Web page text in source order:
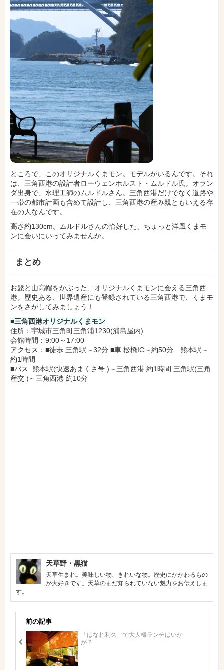
ところで、このオリジナルくまモン。モデルがいるんです。それ
は、三角西港の設計者ローウェンホルスト・ムルドル氏。オラン
ダ出身で、水理工師のムルドルさん。三角西港だけでなく道路や
一帯の都市計画も含めて設計し、三角西港の産み親ともいえる存
在の人なんです。
高さ約130cm。ムルドルさんの恰好した、ちょっと洋風くまモ
ンに会いにいってみませんか。
まとめ
お髭と山高帽をかぶった、オリジナルくまモンに会える三角西
港。歴史ある、世界遺産にも登録されている三角西港で、くまモ
ンをさがしてみましょう！
■三角西港オリジナルくまモン
住所：宇城市三角町三角浦1230(浦島屋内)
会館時間：9:00～17:00
アクセス：■徒歩 三角駅～32分 ■車 松橋IC～約50分 熊本駅～
約1時間
■バス 熊本駅(快速あまくさ号 )～三角西港 約1時間 三角駅(三角
産交 )～三角西港 約10分
天草野・黒猫
天草生まれ。美味しい物、きれいな物。歴史にかかわるもの
が大好きです。天草のまだ知られていない魅力をお伝えしま
す。
前の記事
「はなれ利久」で大人様ランチはいか
が？